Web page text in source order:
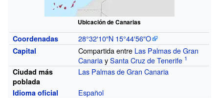
Ubicación de Canarias
Coordenadas 28°32′10″N 15°44′56″O
Capital Compartida entre Las Palmas de Gran
CanariaySanta Cruz de Tenerife
Ciudad más
poblada
Las Palmas de Gran Canaria
Idioma oficial Español